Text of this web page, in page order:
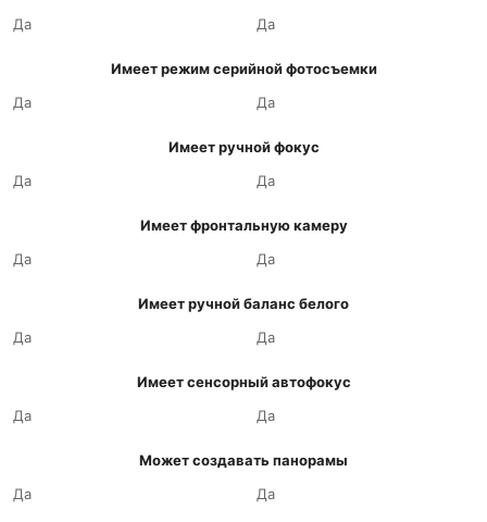
Да
Да
Имеет режим серийной фотосъемки
Да
Да
Имеет ручной фокус
Да
Да
Имеет фронтальную камеру
Да
Да
Имеет ручной баланс белого
Да
Да
Имеет сенсорный автофокус
Да
Да
Может создавать панорамы
Да
Да